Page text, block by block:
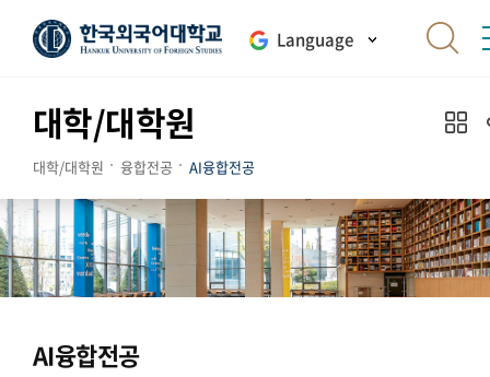
Language
대학/대학원
대학/대학원 융합전공 AI융합전공
AI융합전공